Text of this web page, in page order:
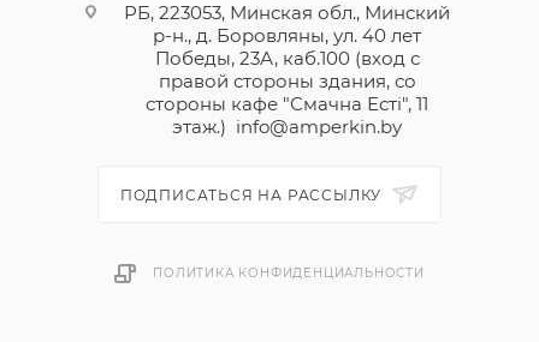
РБ, 223053, Минская обл., Минский
р-н., д. Боровляны, ул. 40 лет
Победы, 23А, каб.100 (вход с
правой стороны здания, со
стороны кафе "Смачна Естi", 11
этаж.) info@amperkin.by
ПОДПИСАТЬСЯ НА РАССЫЛКУ
ПОЛИТИКА КОНФИДЕНЦИАЛЬНОСТИ